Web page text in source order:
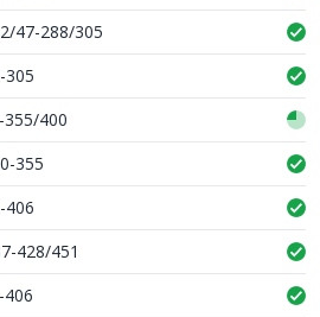
47-288/305
305
400
355
406
428/451